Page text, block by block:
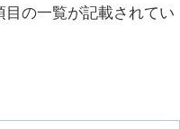
の一覧が記載されてい